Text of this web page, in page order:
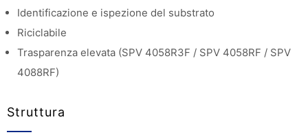
Identificazione e ispezione del substrato
Riciclabile
Trasparenza elevata (SPV 4058R3F / SPV 4058RF / SPV
4088RF)
Struttura